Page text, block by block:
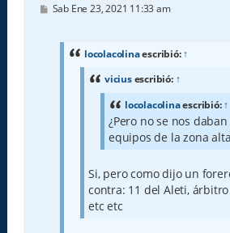
M
Sab Ene 23, 2021 11:33 am
locolacolinaescribió:↑
viciusescribió: ↑
locolacolinaescribió:↑
¿Pero no se nos
equipos de la zona
Si, pero como dijo un
contra: 11 del Aleti,
etc etc